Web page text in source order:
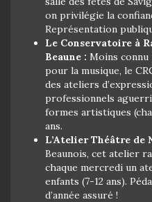
on privilégie la
Représentation
Le Conservatoire à
Beaune : Moins
pour la musique, le
des ateliers
professionnels
formes artistiques
ans.
L’Atelier Théâtre de
Beaunois, cet atelier
chaque mercredi un
enfants (7-12 ans).
d’année assuré !